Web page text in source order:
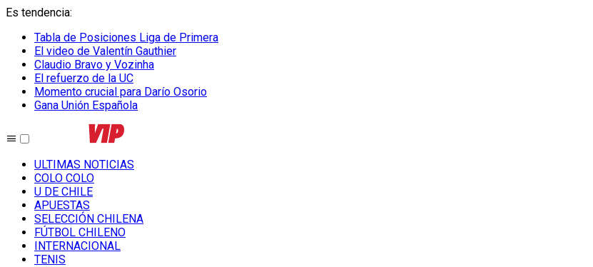
Es tendencia:
Tabla de Posiciones Liga de Primera
El video de Valentín Gauthier
Claudio Bravo y Vozinha
El refuerzo de la UC
Momento crucial para Darío Osorio
Gana Unión Española
ULTIMAS NOTICIAS
COLO COLO
U DE CHILE
APUESTAS
SELECCIÓN CHILENA
FÚTBOL CHILENO
INTERNACIONAL
TENIS